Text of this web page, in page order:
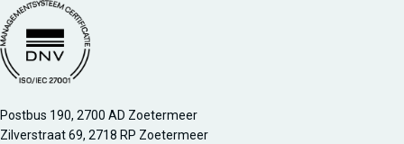
Managementsyteem certificatie DNV iso/iec 27001
Postbus 190, 2700 AD Zoetermeer
Zilverstraat 69, 2718 RP Zoetermeer